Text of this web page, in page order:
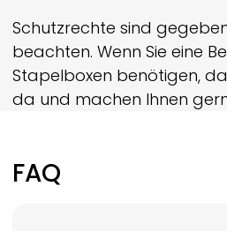
Schutzrechte sind
beachten. Wenn Sie eine
Stapelboxen benötigen,
da und machen Ihnen
FAQ